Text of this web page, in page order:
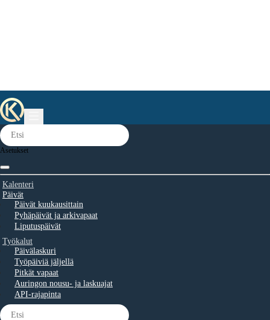
Asetukset
Kalenteri
Päivät
Päivät kuukausittain
Pyhäpäivät ja arkivapaat
Liputuspäivät
Työkalut
Päivälaskuri
Työpäiviä jäljellä
Pitkät vapaat
Auringon nousu- ja laskuajat
API-rajapinta